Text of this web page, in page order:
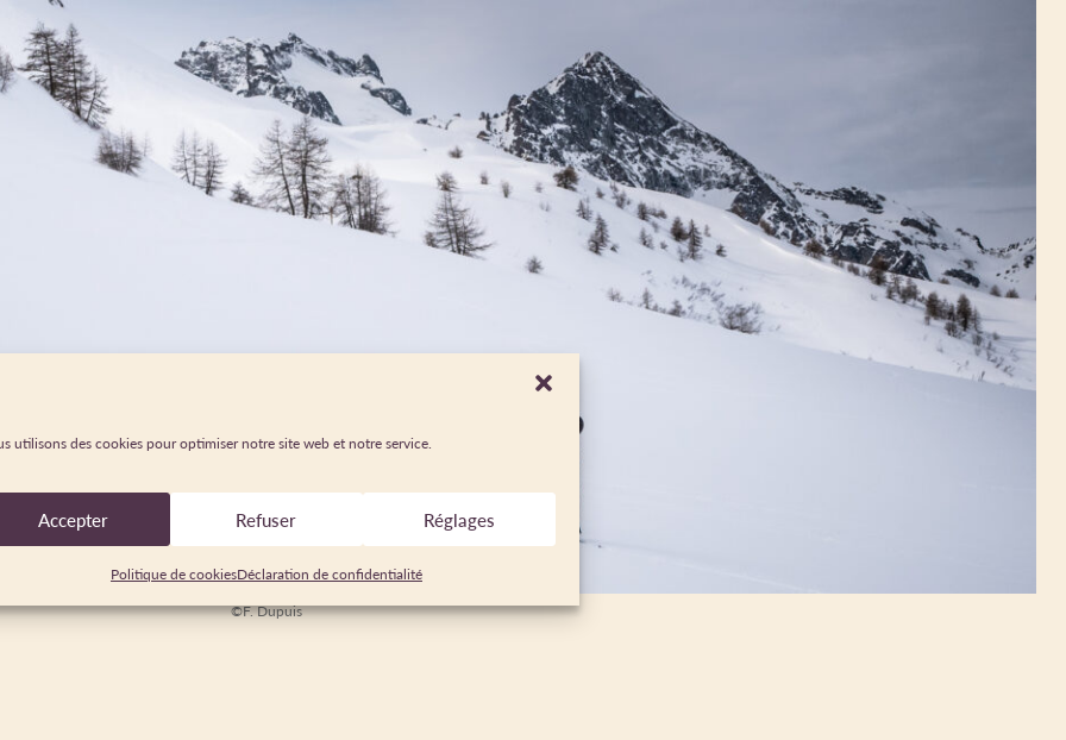
utilisons des cookies pour optimiser notre site web et notre service.
Accepter Refuser Réglages
Politique de cookiesDéclaration de confidentialité
©F. Dupuis